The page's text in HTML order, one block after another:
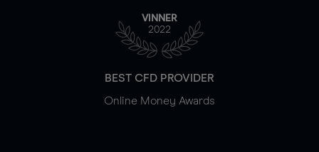
VINNER
2022
BEST CFD PROVIDER
Online Money Awards